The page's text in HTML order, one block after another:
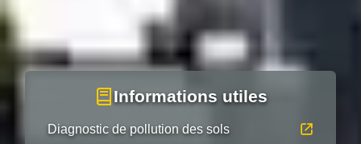
Informations utiles
Diagnostic de pollution des sols